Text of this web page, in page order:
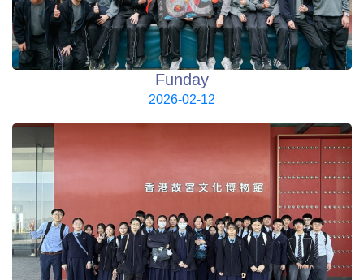
Funday
2026-02-12